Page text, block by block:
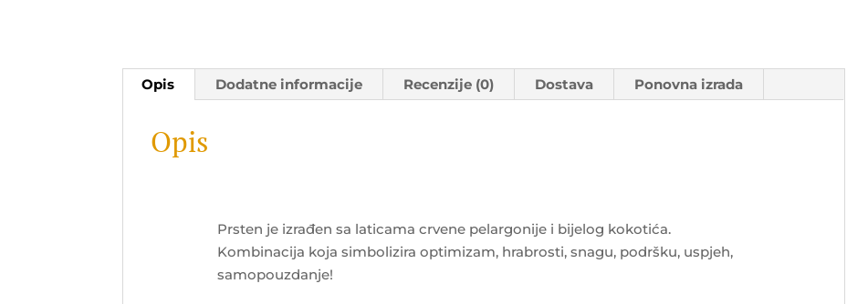
Opis Dodatne informacije Recenzije (0) Dostava Ponovna izrada
Opis
Prsten je izrađen sa laticama crvene pelargonije i bijelog kokotića.
Kombinacija koja simbolizira optimizam, hrabrosti, snagu, podršku, uspjeh,
samopouzdanje!